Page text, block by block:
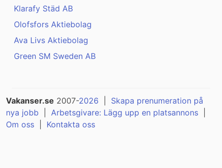
Klarafy Städ AB
Olofsfors Aktiebolag
Ava Livs Aktiebolag
Green SM Sweden AB
Vakanser.se 2007-2026
Skapa prenumeration på
nya jobb
Arbetsgivare: Lägg upp en platsannons
Om oss
Kontakta oss